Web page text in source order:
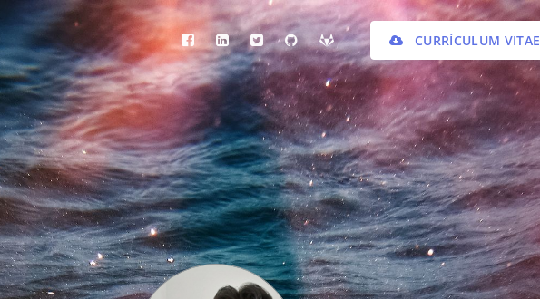
DATOS GENERALES
EDUCACIÓN
SUPERIOR
CERTIFICADOS Y
DIPLOMADOS
CURRÍCULUM VITAE